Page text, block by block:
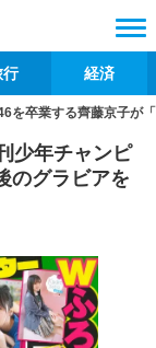
行 経済
を卒業する齊藤京子が
少年チャンピ
のグラビアを